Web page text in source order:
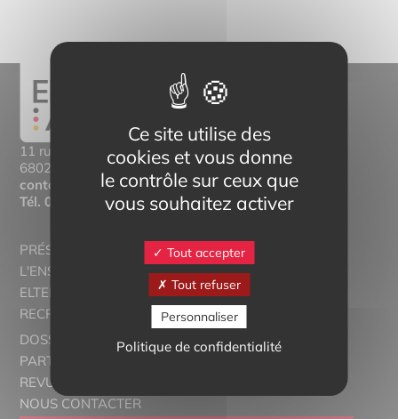
11 rue Mittlerweg,
68025 Colmar Cedex
contact@eltern-bilinguisme.org
Tél. 03 89 20 46 74
PRÉSENTATION
L'ENSEIGNEMENT BILINGUE
ELTERN ALSACE - EUROSTAGES
RECRUTORRS
DOSSIERS THÉMATIQUES
PARTENAIRES
REVUE DE PRESSE
NOUS CONTACTER
Ce site utilise des
cookies et vous donne
le contrôle sur ceux que
vous souhaitez activer
Tout accepter
Tout refuser
Personnaliser
Politique de confidentialité